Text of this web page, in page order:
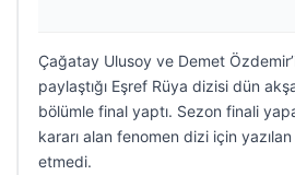
Çağatay Ulusoy ve Demet
paylaştığı Eşref Rüya dizisi dün
bölümle final yaptı. Sezon finali
kararı alan fenomen dizi için
etmedi.